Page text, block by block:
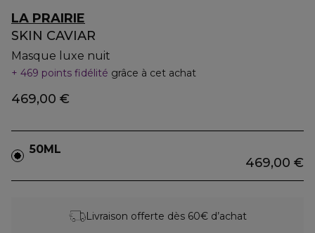
LA PRAIRIE
SKIN CAVIAR
Masque luxe nuit
469 points fidélité grâce à cet achat
469,00 €
50ML
469,00 €
Livraison offerte dès 60€ d’achat